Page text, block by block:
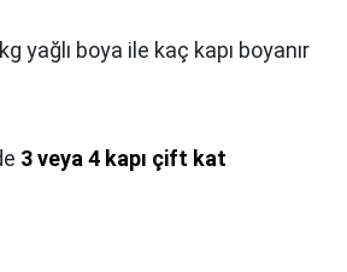
yağlı boya ile kaç kapı boyanır
3 veya 4 kapı çift kat